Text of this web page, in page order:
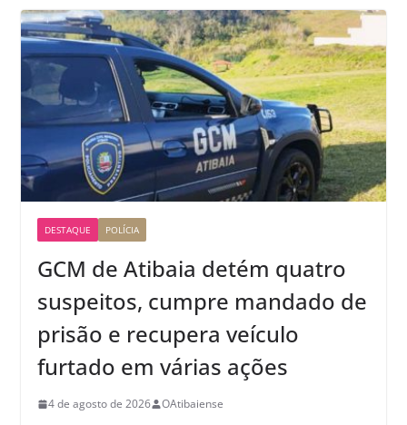
DESTAQUE POLÍCIA
GCM de Atibaia detém quatro
suspeitos, cumpre mandado de
prisão e recupera veículo
furtado em várias ações
4 de agosto de 2026 OAtibaiense